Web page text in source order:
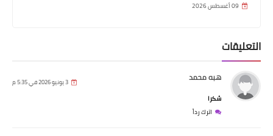
09 أغسطس 2026
التعليقات
هبه محمد 3 يونيو 2026 في 5:35 م
شكرا
اترك رداً